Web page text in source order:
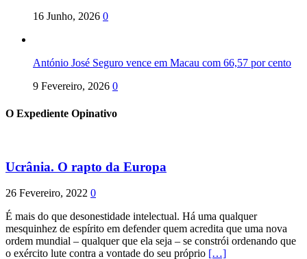
16 Junho, 2026 0
António José Seguro vence em Macau com 66,57 por cento
9 Fevereiro, 2026 0
O Expediente Opinativo
Ucrânia. O rapto da Europa
26 Fevereiro, 2022 0
É mais do que desonestidade intelectual. Há uma qualquer
mesquinhez de espírito em defender quem acredita que uma nova
ordem mundial – qualquer que ela seja – se constrói ordenando que
o exército lute contra a vontade do seu próprio […]